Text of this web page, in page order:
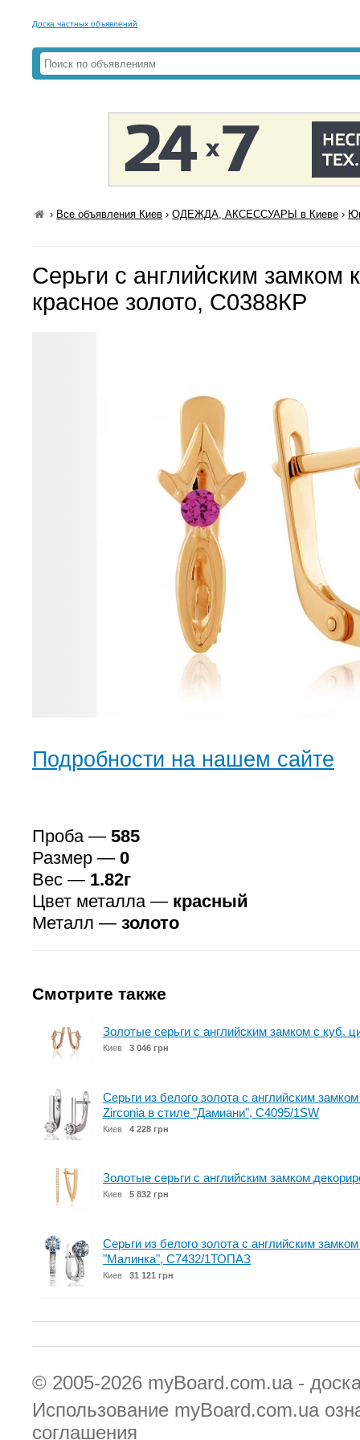
Доска частных объявлений
› Все объявления Киев ›ОДЕЖДА, АКСЕССУАРЫ в Киеве ›
Серьги с английским замком
красное золото, С0388КР
Подробности на нашем сайте
Проба — 585
Размер — 0
Вес — 1.82г
Цвет металла — красный
Металл — золото
Смотрите также
Золотые серьги с английским замком с куб.
Киев 3 046 грн
Серьги из белого золота с английским
Zirconia в стиле "Дамиани", С4095/1SW
Киев 4 228 грн
Золотые серьги с английским замком
Киев 5 832 грн
Серьги из белого золота с английским
"Малинка", С7432/1ТОПАЗ
Киев 31 121 грн
© 2005-2026 myBoard.com.ua -
Использование myBoard.com.ua
соглашения